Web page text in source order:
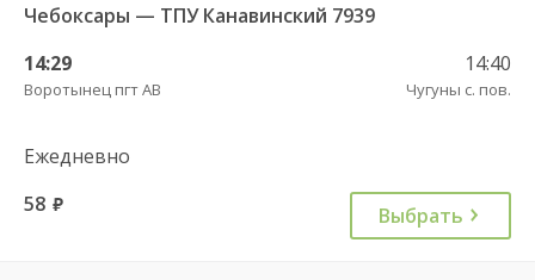
Чебоксары — ТПУ Канавинский 7939
14:29
Воротынец пгт АВ
14:40
Чугуны с. пов.
Ежедневно
58 руб. Выбрать